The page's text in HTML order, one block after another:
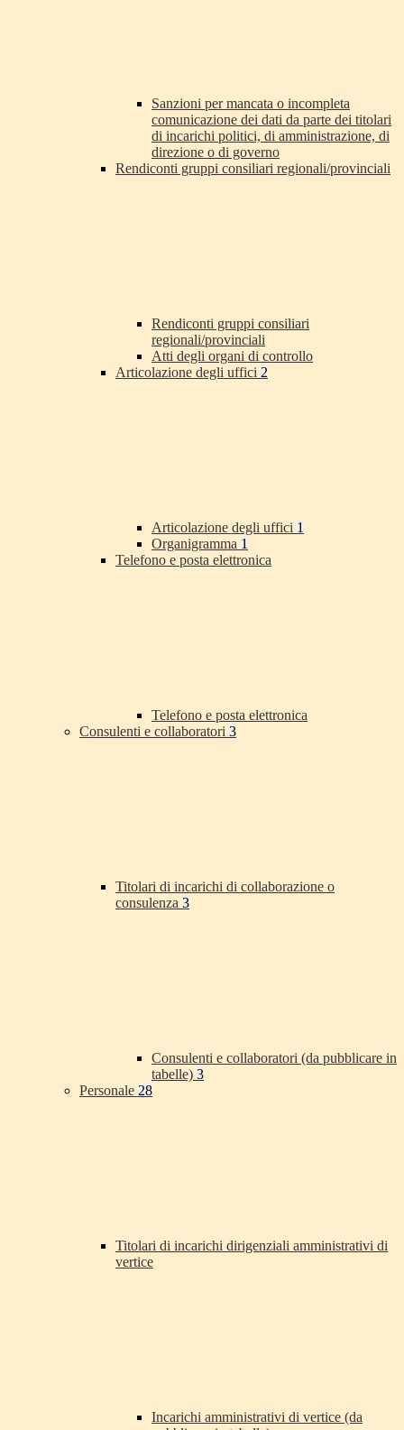
Sanzioni per mancata o incompleta
comunicazione dei dati da parte dei titolari
di incarichi politici, di amministrazione, di
direzione o di governo
Rendiconti gruppi consiliari regionali/provinciali
Rendiconti gruppi consiliari
regionali/provinciali
Atti degli organi di controllo
Articolazione degli uffici 2
Articolazione degli uffici 1
Organigramma 1
Telefono e posta elettronica
Telefono e posta elettronica
Consulenti e collaboratori 3
Titolari di incarichi di collaborazione o
consulenza 3
Consulenti e collaboratori (da pubblicare in
tabelle) 3
Personale 28
Titolari di incarichi dirigenziali amministrativi di
vertice
Incarichi amministrativi di vertice (da